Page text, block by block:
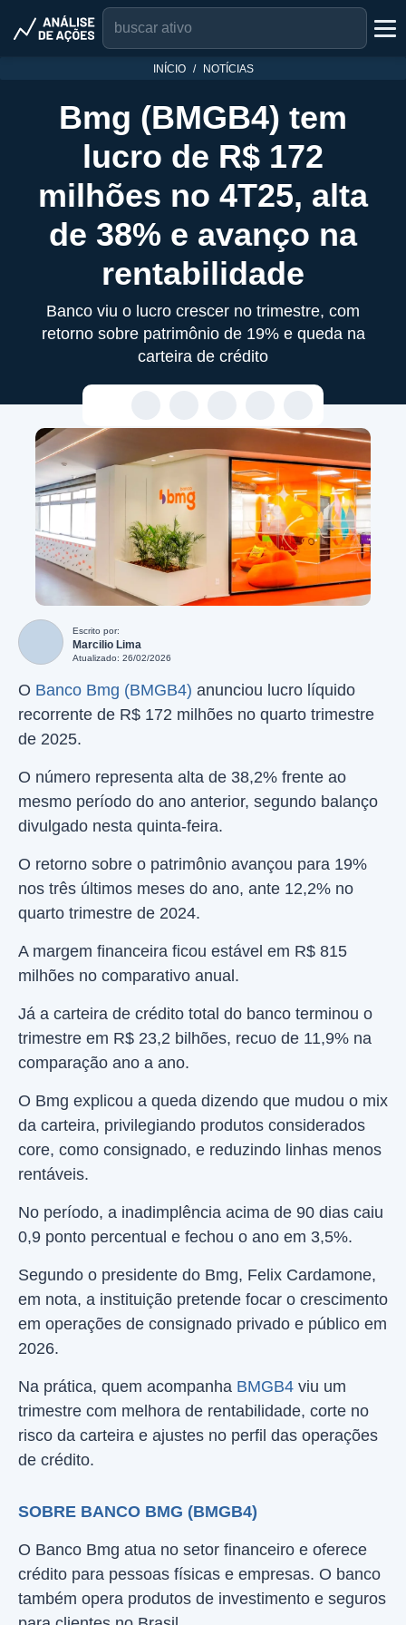
INÍCIO NOTÍCIAS
Bmg (BMGB4) tem
lucro de R$ 172
milhões no 4T25, alta
de 38% e avanço na
rentabilidade
Banco viu o lucro crescer no trimestre, com
retorno sobre patrimônio de 19% e queda na
carteira de crédito
Escrito por:
Marcilio Lima
Atualizado: 26/02/2026
O Banco Bmg (BMGB4) anunciou lucro líquido
recorrente de R$ 172 milhões no quarto trimestre
de 2025.
O número representa alta de 38,2% frente ao
mesmo período do ano anterior, segundo balanço
divulgado nesta quinta-feira.
O retorno sobre o patrimônio avançou para 19%
nos três últimos meses do ano, ante 12,2% no
quarto trimestre de 2024.
A margem financeira ficou estável em R$ 815
milhões no comparativo anual.
Já a carteira de crédito total do banco terminou o
trimestre em R$ 23,2 bilhões, recuo de 11,9% na
comparação ano a ano.
O Bmg explicou a queda dizendo que mudou o mix
da carteira, privilegiando produtos considerados
core, como consignado, e reduzindo linhas menos
rentáveis.
No período, a inadimplência acima de 90 dias caiu
0,9 ponto percentual e fechou o ano em 3,5%.
Segundo o presidente do Bmg, Felix Cardamone,
em nota, a instituição pretende focar o crescimento
em operações de consignado privado e público em
2026.
Na prática, quem acompanha BMGB4 viu um
trimestre com melhora de rentabilidade, corte no
risco da carteira e ajustes no perfil das operações
de crédito.
SOBRE BANCO BMG (BMGB4)
O Banco Bmg atua no setor financeiro e oferece
crédito para pessoas físicas e empresas. O banco
também opera produtos de investimento e seguros